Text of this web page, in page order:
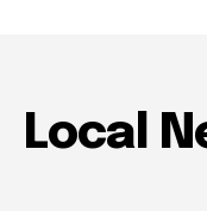
Local